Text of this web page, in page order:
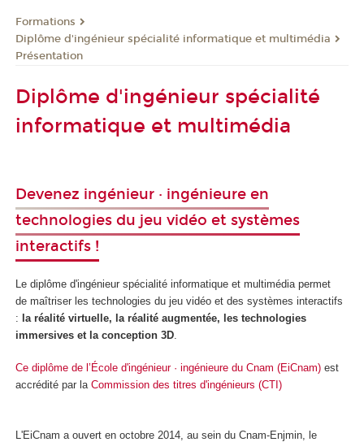
Formations
Diplôme d'ingénieur spécialité informatique et multimédia
Présentation
Diplôme d'ingénieur spécialité
informatique et multimédia
Devenez ingénieur · ingénieure en
technologies du jeu vidéo et systèmes
interactifs !
Le diplôme d'ingénieur spécialité informatique et multimédia permet
de maîtriser les technologies du jeu vidéo et des systèmes interactifs
: la réalité virtuelle, la réalité augmentée, les technologies
immersives et la conception 3D
Ce diplôme de l’École d'ingénieur · ingénieure du Cnam (EiCnam) est
accrédité par la Commission des titres d'ingénieurs (CTI)
L'EiCnam a ouvert en octobre 2014, au sein du Cnam-Enjmin, le